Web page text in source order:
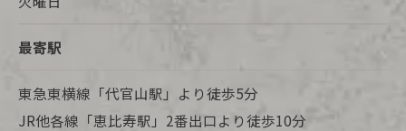
最寄駅
東急東横線「代官山駅」より徒歩5分
JR他各線「恵比寿駅」2番出口より徒歩10分